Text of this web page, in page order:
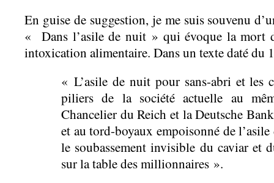
En guise de suggestion, je me suis souvenu
« Dans l’asile de nuit » qui évoque la mort
intoxication alimentaire. Dans un texte daté du
« L’asile de nuit pour sans-abri et les
piliers de la société actuelle au
Chancelier du Reich et la Deutsche
et au tord-boyaux empoisonné de
le soubassement invisible du caviar et
sur la table des millionnaires ».